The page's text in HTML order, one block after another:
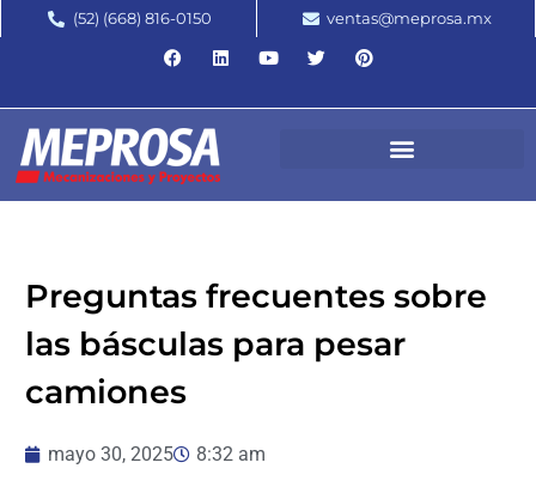
(52) (668) 816-0150 ventas@meprosa.mx
Preguntas frecuentes sobre
las básculas para pesar
camiones
mayo 30, 2025 8:32 am